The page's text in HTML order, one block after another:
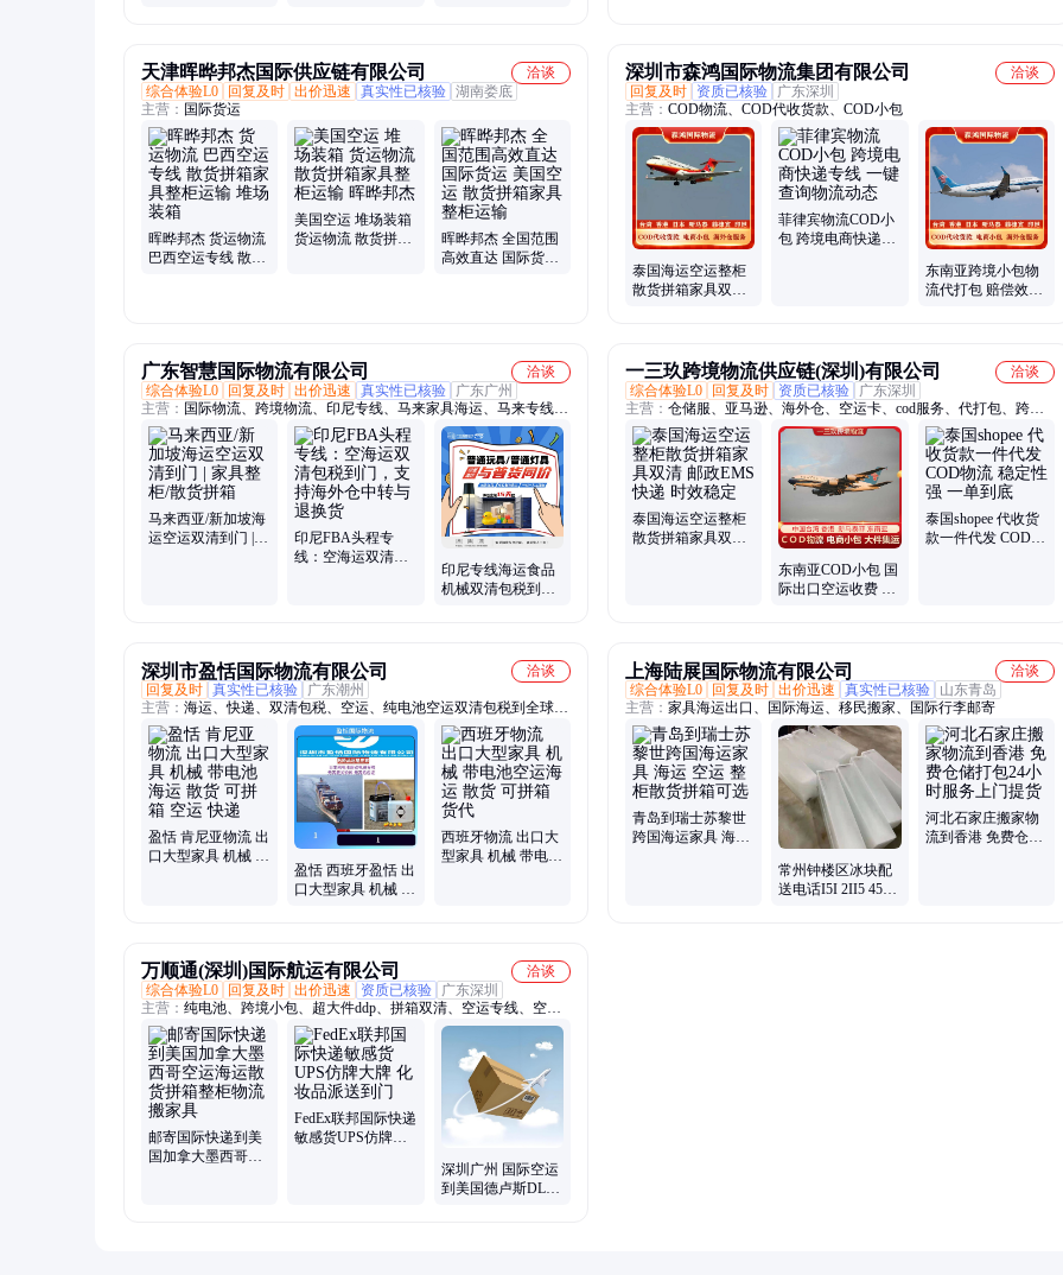
天津晖晔邦杰国际供应链有限公司
洽谈
综合体验L0
回复及时 出价迅速 真实性已核验 湖南娄底
主营： 国际货运
晖晔邦杰 货运物流
巴西空运专线 散货
美国空运 堆场装箱
货运物流 散货拼箱
晖晔邦杰 全国范围
高效直达 国际货运
深圳市森鸿国际物流集团有限公司
洽谈
回复及时
资质已核验
广东深圳
主营： COD物流、COD代收货款、COD小包
泰国海运空运整柜
散货拼箱家具双清
菲律宾物流COD小
包 跨境电商快递专
东南亚跨境小包物
流代打包 赔偿效率
广东智慧国际物流有限公司
洽谈
综合体验L0
回复及时 出价迅速 真实性已核验
广东广州
主营： 国际物流、跨境物流、印尼专线、马来家具海运、马来专线、
新加坡专线、菲律宾专线
马来西亚/新加坡海
运空运双清到门 |
印尼FBA头程专
线：空海运双清包
印尼专线海运食品
机械双清包税到门
一三玖跨境物流供应链(深圳)有限公司
洽谈
综合体验L0
回复及时 资质已核验
广东深圳
主营： 仓储服、亚马逊、海外仓、空运卡、cod服务、代打包、跨境
cod、中转仓、持服务、物流包、物流问、南亚cod、敏感货、本土
仓、物流cod、线运输、虚拟仓、小包货、流虾皮、线服务、小包
cod、清关服、包专线、商物流、cod专线
泰国海运空运整柜
散货拼箱家具双清
东南亚COD小包 国
际出口空运收费 一
泰国shopee 代收货
款一件代发 COD物
深圳市盈恬国际物流有限公司
洽谈
回复及时 真实性已核验
广东潮州
主营： 海运、快递、双清包税、空运、纯电池空运双清包税到全球、
纯电池海运双清包税到全球、电动单车双清包税到全球、内置电池机
器人双清包税到全球
盈恬 肯尼亚物流 出
口大型家具 机械 带
盈恬 西班牙盈恬 出
口大型家具 机械 带
西班牙物流 出口大
型家具 机械 带电池
上海陆展国际物流有限公司
洽谈
综合体验L0
回复及时 出价迅速 真实性已核验
山东青岛
主营： 家具海运出口、国际海运、移民搬家、国际行李邮寄
青岛到瑞士苏黎世
跨国海运家具 海运
常州钟楼区冰块配
送电话I5I 2II5 453I
河北石家庄搬家物
流到香港 免费仓储
万顺通(深圳)国际航运有限公司
洽谈
综合体验L0
回复及时 出价迅速 资质已核验
广东深圳
主营： 纯电池、跨境小包、超大件ddp、拼箱双清、空运专线、空运
海运专线、双清货运、货运代理、专线双清、电池双清、国际快递、
快递服务、国际物流、快递双清、运代理双清、海运集装箱、超大件
小包、整柜集装箱、敏感货电池、敏感货代理、小包敏感货、货电池
货运、双清包税货运、跨境物流双清、超大件敏感货
邮寄国际快递到美
国加拿大墨西哥空
FedEx联邦国际快递
敏感货UPS仿牌大
深圳广州 国际空运
到美国德卢斯DLH